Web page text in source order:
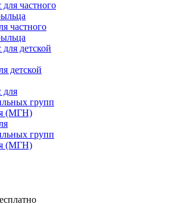
частного
детской
групп
(МГН)